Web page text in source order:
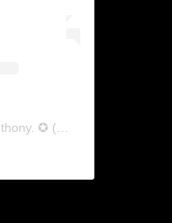
Une publication partagée par Anthony. ✪ (@lyagamii)